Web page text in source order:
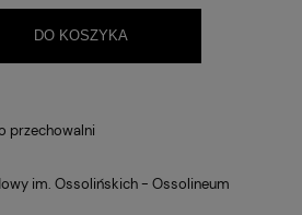
DO KOSZYKA
przechowalni
im. Ossolińskich - Ossolineum